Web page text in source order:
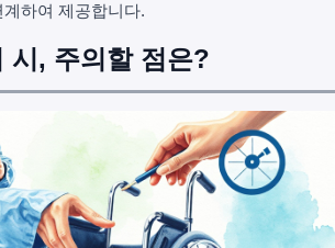
하여 제공합니다.
시, 주의할 점은?